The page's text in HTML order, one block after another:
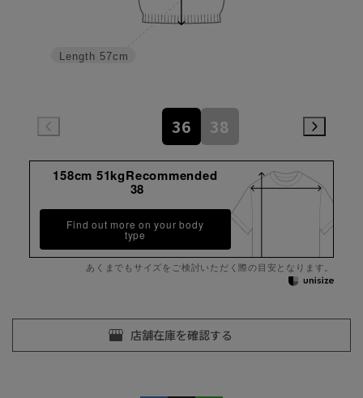
Length 57cm
36 38
158cm 51kgRecommended
38
Find out more on your body
type
あくまでもサイズをご検討いただく際の目安となります。